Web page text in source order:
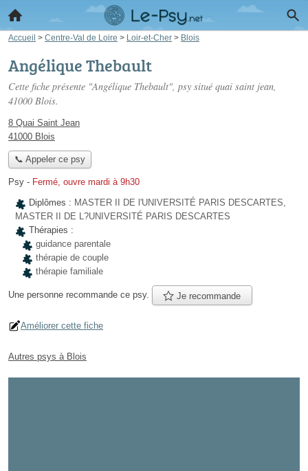
Accueil > Centre-Val de Loire > Loir-et-Cher > Blois
Angélique Thebault
Cette fiche présente "Angélique Thebault", psy situé quai saint jean,
41000 Blois.
8 Quai Saint Jean
41000 Blois
📞 Appeler ce psy
Psy - Fermé, ouvre mardi à 9h30
Diplômes : MASTER II DE l'UNIVERSITÉ PARIS DESCARTES,
MASTER II DE L?UNIVERSITÉ PARIS DESCARTES
Thérapies :
guidance parentale
thérapie de couple
thérapie familiale
Une personne recommande ce psy. Je recommande
Améliorer cette fiche
Autres psys à Blois